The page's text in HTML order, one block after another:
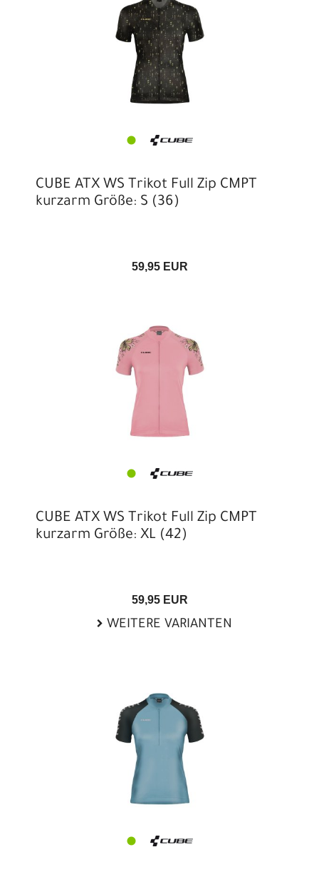
CUBE ATX WS Trikot Full Zip CMPT
kurzarm Größe: S (36)
59,95 EUR
CUBE ATX WS Trikot Full Zip CMPT
kurzarm Größe: XL (42)
59,95 EUR
WEITERE VARIANTEN